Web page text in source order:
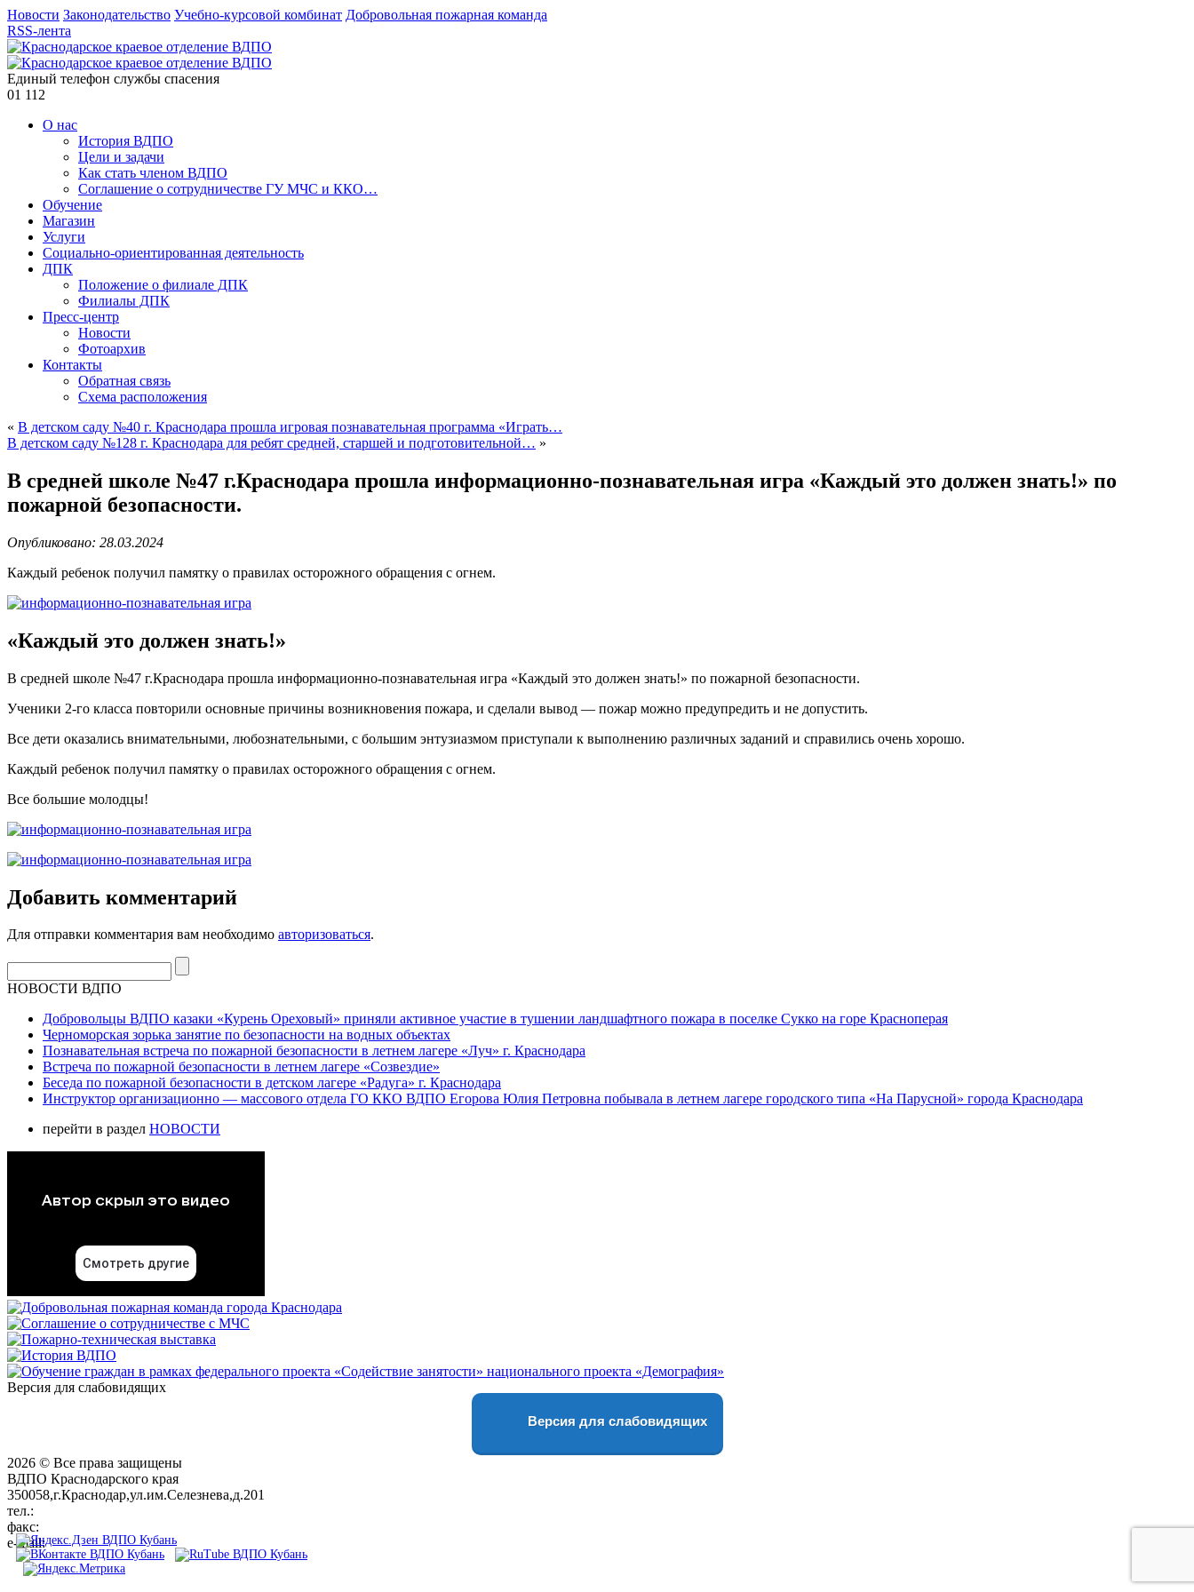
Новости Законодательство Учебно-курсовой комбинат Добровольная пожарная команда
RSS-лента
Единый телефон службы спасения
01 112
О нас
История ВДПО
Цели и задачи
Как стать членом ВДПО
Соглашение о сотрудничестве ГУ МЧС и ККО…
Обучение
Магазин
Услуги
Социально-ориентированная деятельность
ДПК
Положение о филиале ДПК
Филиалы ДПК
Пресс-центр
Новости
Фотоархив
Контакты
Обратная связь
Схема расположения
« В детском саду №40 г. Краснодара прошла игровая познавательная программа «Играть…
В детском саду №128 г. Краснодара для ребят средней, старшей и подготовительной… »
В средней школе №47 г.Краснодара прошла информационно-познавательная игра «Каждый это должен знать!» по
пожарной безопасности.
Опубликовано: 28.03.2024
Каждый ребенок получил памятку о правилах осторожного обращения с огнем.
«Каждый это должен знать!»
В средней школе №47 г.Краснодара прошла информационно-познавательная игра «Каждый это должен знать!» по пожарной безопасности.
Ученики 2-го класса повторили основные причины возникновения пожара, и сделали вывод — пожар можно предупредить и не допустить.
Все дети оказались внимательными, любознательными, с большим энтузиазмом приступали к выполнению различных заданий и справились очень хорошо.
Каждый ребенок получил памятку о правилах осторожного обращения с огнем.
Все большие молодцы!
Добавить комментарий
Для отправки комментария вам необходимо авторизоваться.
НОВОСТИ ВДПО
Добровольцы ВДПО казаки «Курень Ореховый» приняли активное участие в тушении ландшафтного пожара в поселке Сукко на горе Красноперая
Черноморская зорька занятие по безопасности на водных объектах
Познавательная встреча по пожарной безопасности в летнем лагере «Луч» г. Краснодара
Встреча по пожарной безопасности в летнем лагере «Созвездие»
Беседа по пожарной безопасности в детском лагере «Радуга» г. Краснодара
Инструктор организационно — массового отдела ГО ККО ВДПО Егорова Юлия Петровна побывала в летнем лагере городского типа «На Парусной» города Краснодара
перейти в раздел НОВОСТИ
Версия для слабовидящих
Версия для слабовидящих
2026 © Все права защищены
ВДПО Краснодарского края
350058,г.Краснодар,ул.им.Селезнева,д.201
тел.:
факс:
e-mail:01@vdpokuban.ru